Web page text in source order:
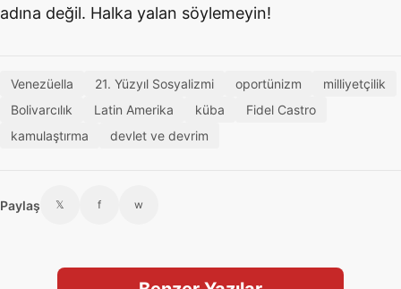
adına değil. Halka yalan söylemeyin!
Venezüella 21. Yüzyıl Sosyalizmi oportünizm
milliyetçilik
Bolivarcılık
Latin Amerika küba
Fidel Castro
kamulaştırma
devlet ve devrim
Paylaş 𝕏 f w